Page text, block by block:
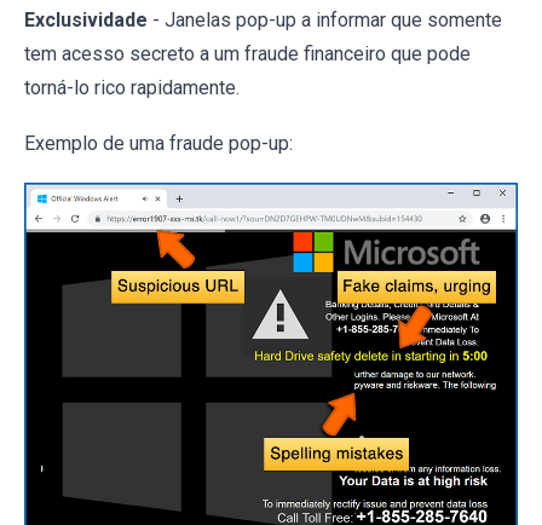
Exclusividade - Janelas pop-up a informar que somente
tem acesso secreto a um fraude financeiro que pode
torná-lo rico rapidamente.
Exemplo de uma fraude pop-up: